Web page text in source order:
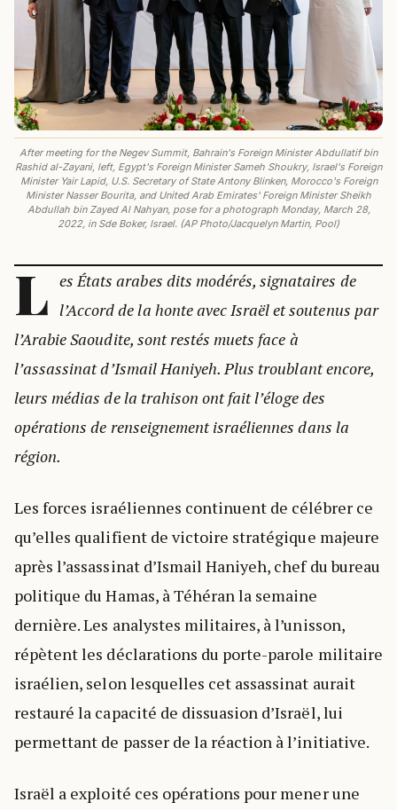
After meeting for the Negev Summit, Bahrain's Foreign Minister Abdullatif bin
Rashid al-Zayani, left, Egypt's Foreign Minister Sameh Shoukry, Israel's Foreign
Minister Yair Lapid, U.S. Secretary of State Antony Blinken, Morocco's Foreign
Minister Nasser Bourita, and United Arab Emirates' Foreign Minister Sheikh
Abdullah bin Zayed Al Nahyan, pose for a photograph Monday, March 28,
2022, in Sde Boker, Israel. (AP Photo/Jacquelyn Martin, Pool)
L es États arabes dits modérés, signataires de
l’Accord de la honte avec Israël et soutenus par
l’Arabie Saoudite, sont restés muets face à
l’assassinat d’Ismail Haniyeh. Plus troublant encore,
leurs médias de la trahison ont fait l’éloge des
opérations de renseignement israéliennes dans la
région.
Les forces israéliennes continuent de célébrer ce
qu’elles qualifient de victoire stratégique majeure
après l’assassinat d’Ismail Haniyeh, chef du bureau
politique du Hamas, à Téhéran la semaine
dernière. Les analystes militaires, à l’unisson,
répètent les déclarations du porte-parole militaire
israélien, selon lesquelles cet assassinat aurait
restauré la capacité de dissuasion d’Israël, lui
permettant de passer de la réaction à l’initiative.
Israël a exploité ces opérations pour mener une